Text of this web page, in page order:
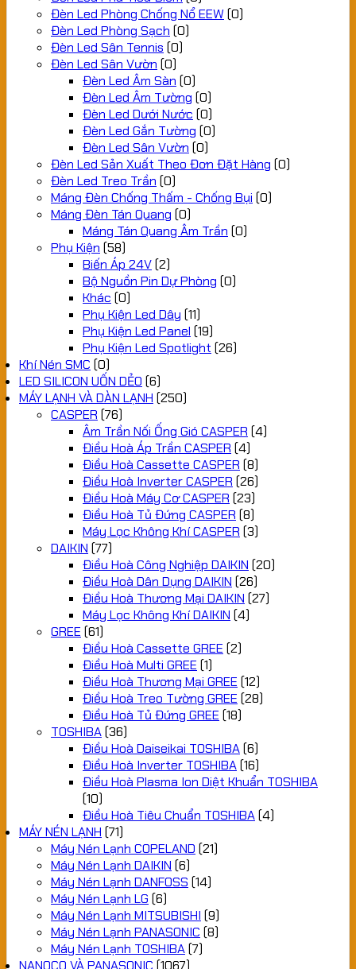
Đèn Led Phòng Chống Nổ EEW (0)
Đèn Led Phòng Sạch (0)
Đèn Led Sân Tennis (0)
Đèn Led Sân Vườn (0)
Đèn Led Âm Sàn (0)
Đèn Led Âm Tường (0)
Đèn Led Dưới Nước (0)
Đèn Led Gắn Tường (0)
Đèn Led Sân Vườn (0)
Đèn Led Sản Xuất Theo Đơn Đặt Hàng (0)
Đèn Led Treo Trần (0)
Máng Đèn Chống Thấm - Chống Bụi (0)
Máng Đèn Tán Quang (0)
Máng Tán Quang Âm Trần (0)
Phụ Kiện (58)
Biến Áp 24V(2)
Bộ Nguồn Pin Dự Phòng (0)
Khác (0)
Phụ Kiện Led Dây (11)
Phụ Kiện Led Panel (19)
Phụ Kiện Led Spotlight (26)
Khí Nén SMC (0)
LED SILICON UỐN DẺO (6)
MÁY LẠNH VÀ DÀN LẠNH (250)
CASPER (76)
Âm Trần Nối Ống Gió CASPER (4)
Điều Hoà Áp Trần CASPER (4)
Điều Hoà Cassette CASPER (8)
Điều Hoà Inverter CASPER (26)
Điều Hoà Máy Cơ CASPER (23)
Điều Hoà Tủ Đứng CASPER (8)
Máy Lọc Không Khí CASPER (3)
DAIKIN (77)
Điều Hoà Công Nghiệp DAIKIN (20)
Điều Hoà Dân Dụng DAIKIN (26)
Điều Hoà Thương Mại DAIKIN (27)
Máy Lọc Không Khí DAIKIN (4)
GREE (61)
Điều Hoà Cassette GREE (2)
Điều Hoà Multi GREE (1)
Điều Hoà Thương Mại GREE (12)
Điều Hoà Treo Tường GREE (28)
Điều Hoà Tủ Đứng GREE (18)
TOSHIBA(36)
Điều Hoà Daiseikai TOSHIBA(6)
Điều Hoà Inverter TOSHIBA(16)
Điều Hoà Plasma Ion Diệt Khuẩn TOSHIBA
(10)
Điều Hoà Tiêu Chuẩn TOSHIBA(4)
MÁY NÉN LẠNH (71)
Máy Nén Lạnh COPELAND (21)
Máy Nén Lạnh DAIKIN (6)
Máy Nén Lạnh DANFOSS (14)
Máy Nén Lạnh LG (6)
Máy Nén Lạnh MITSUBISHI (9)
Máy Nén Lạnh PANASONIC (8)
Máy Nén Lạnh TOSHIBA(7)
NANOCO VÀ PANASONIC (1067)